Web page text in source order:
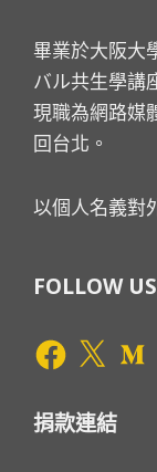
畢業於大阪大
バル共生學講
現職為網路媒
回台北。
以個人名義對
FOLLOW US
Facebook
X
捐款連結